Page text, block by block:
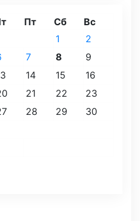
Пт Сб Вс
1
2
7 8
9
14 15
16
21 22
23
28 29
30